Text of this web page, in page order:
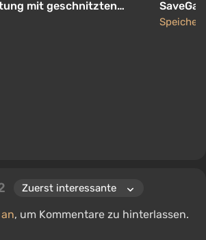
mit geschnitzten
, um Kommentare zu hinterlassen.